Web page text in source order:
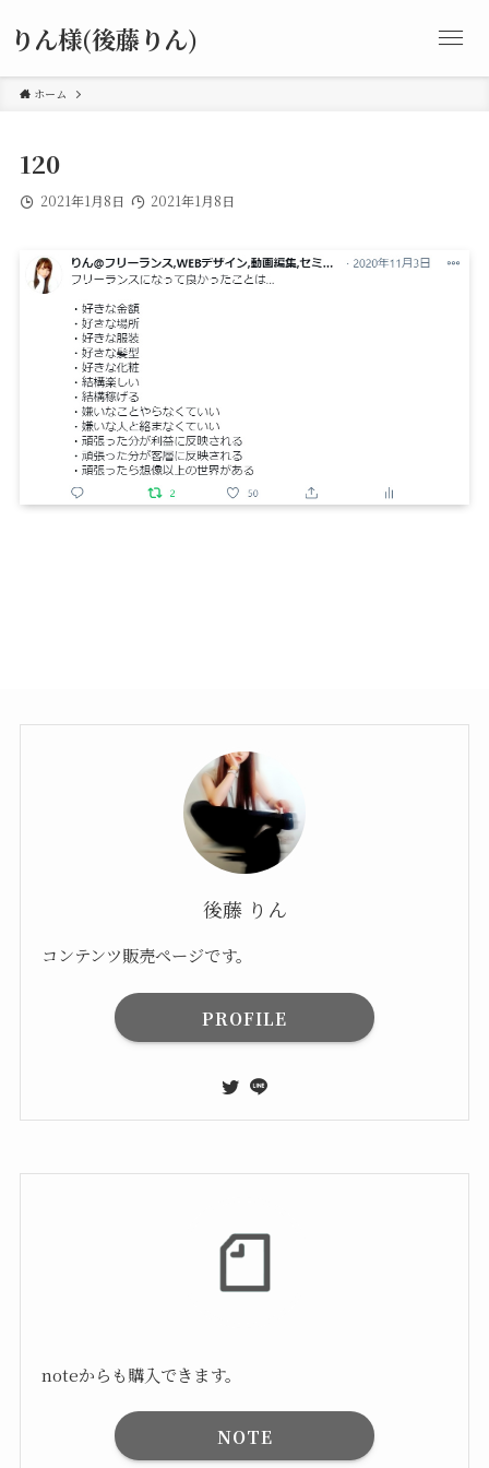
りん様(後藤りん)
ホーム
120
2021年1月8日 2021年1月8日
後藤 りん
コンテンツ販売ページです。
PROFILE
noteからも購入できます。
NOTE